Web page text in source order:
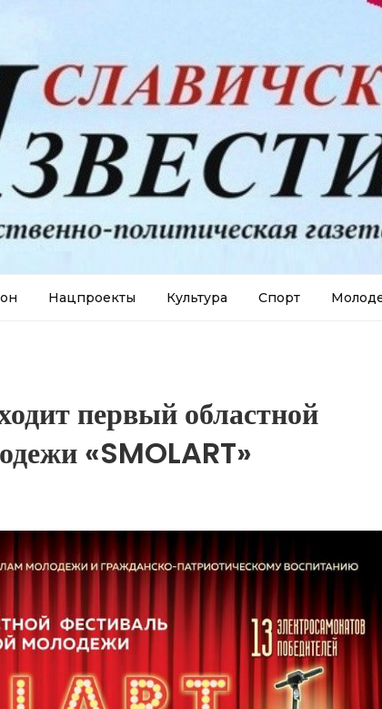
Нацпроекты Культура Спорт
первый областной
«SMOLART»